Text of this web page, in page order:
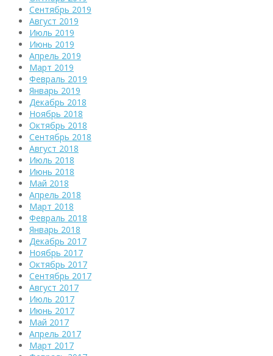
Сентябрь 2019
Август 2019
Июль 2019
Июнь 2019
Апрель 2019
Март 2019
Февраль 2019
Январь 2019
Декабрь 2018
Ноябрь 2018
Октябрь 2018
Сентябрь 2018
Август 2018
Июль 2018
Июнь 2018
Май 2018
Апрель 2018
Март 2018
Февраль 2018
Январь 2018
Декабрь 2017
Ноябрь 2017
Октябрь 2017
Сентябрь 2017
Август 2017
Июль 2017
Июнь 2017
Май 2017
Апрель 2017
Март 2017